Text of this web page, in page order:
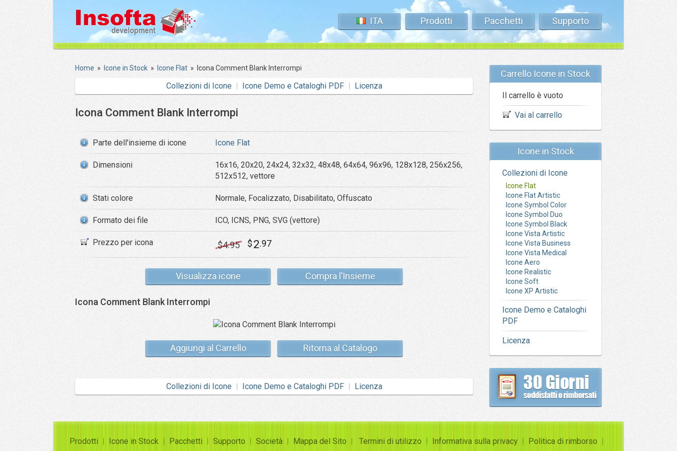
ITA Prodotti Pacchetti Supporto
Home » Icone in Stock » Icone Flat » Icona Comment Blank Interrompi
Collezioni di Icone Icone Demo e Cataloghi PDF Licenza
Icona Comment Blank Interrompi
Parte dell'insieme di icone Icone Flat
Dimensioni
16x16, 20x20, 24x24, 32x32, 48x48, 64x64, 96x96, 128x128, 256x256,
512x512, vettore
Stati colore Normale, Focalizzato, Disabilitato, Offuscato
Formato dei file ICO, ICNS, PNG, SVG (vettore)
Prezzo per icona $4.95 $2.97
Visualizza icone Compra l’Insieme
Icona Comment Blank Interrompi
Aggiungi al Carrello Ritorna al Catalogo
Collezioni di Icone Icone Demo e Cataloghi PDF Licenza
Carrello Icone in Stock
Il carrello è vuoto
Vai al carrello
Icone in Stock
Collezioni di Icone
Icone Flat
Icone Flat Artistic
Icone Symbol Color
Icone Symbol Duo
Icone Symbol Black
Icone Vista Artistic
Icone Vista Business
Icone Vista Medical
Icone Aero
Icone Realistic
Icone Soft
Icone XP Artistic
Icone Demo e Cataloghi
PDF
Licenza
Prodotti Icone in Stock Pacchetti Supporto Società Mappa del Sito Termini di utilizzo Informativa sulla privacy Politica di rimborso